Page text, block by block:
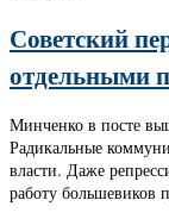
Советский
отдельными
Минченко в посте
Радикальные
власти. Даже
работу большевиков